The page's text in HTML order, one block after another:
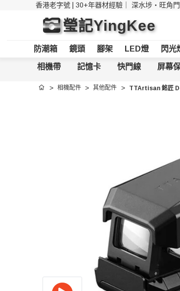
香港老字號 | 30+年器材經驗｜ 深水埗・旺角
瑩記YingKee
防潮箱 鏡頭 腳架 LED燈 閃光
相機帶 記憶卡 快門線 屏幕
首頁 相機配件 其他配件 TTArtisan 銘匠